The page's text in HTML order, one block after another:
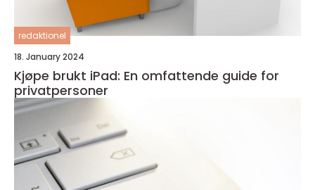
redaktionel
18. January 2024
Kjøpe brukt iPad: En omfattende guide for
privatpersoner